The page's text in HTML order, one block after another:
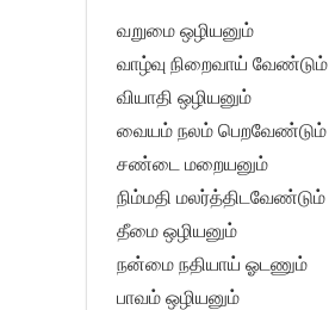
வறுமை ஒழியனும்
வாழ்வு நிறைவாய் வேண்டும்
வியாதி ஒழியனும்
வையம் நலம் பெறவேண்டும்
சண்டை மறையனும்
நிம்மதி மலர்த்திடவேண்டும்
தீமை ஒழியனும்
நன்மை நதியாய் ஓடணும்
பாவம் ஒழியனும்